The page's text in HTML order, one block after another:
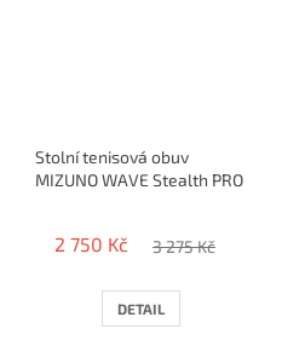
Stolní tenisová obuv
MIZUNO WAVE Stealth PRO
2 750 Kč 3 275 Kč
DETAIL